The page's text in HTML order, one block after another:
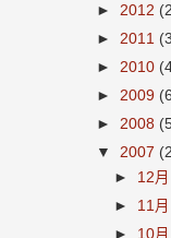
► 2012
► 2011
► 2010
► 2009
► 2008
▼ 2007
► 12月
► 11月
► 10月